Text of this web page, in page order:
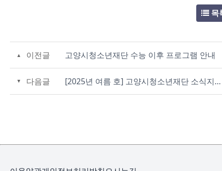
목
이전글 고양시청소년재단 수능 이후 프로그램 안내
다음글 [2025년 여름 호] 고양시청소년재단 소식지【NEW YOUTH】-GOYANG-